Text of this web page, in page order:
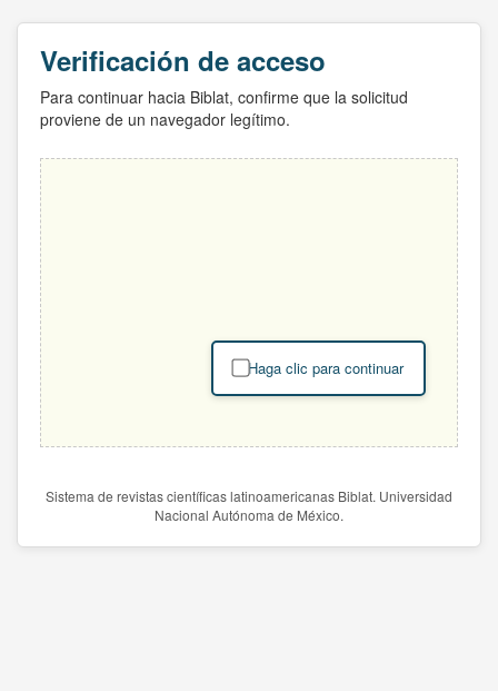
Verificación de acceso
Para continuar hacia Biblat, confirme que la solicitud
proviene de un navegador legítimo.
Haga clic para continuar
Sistema de revistas científicas latinoamericanas Biblat. Universidad
Nacional Autónoma de México.